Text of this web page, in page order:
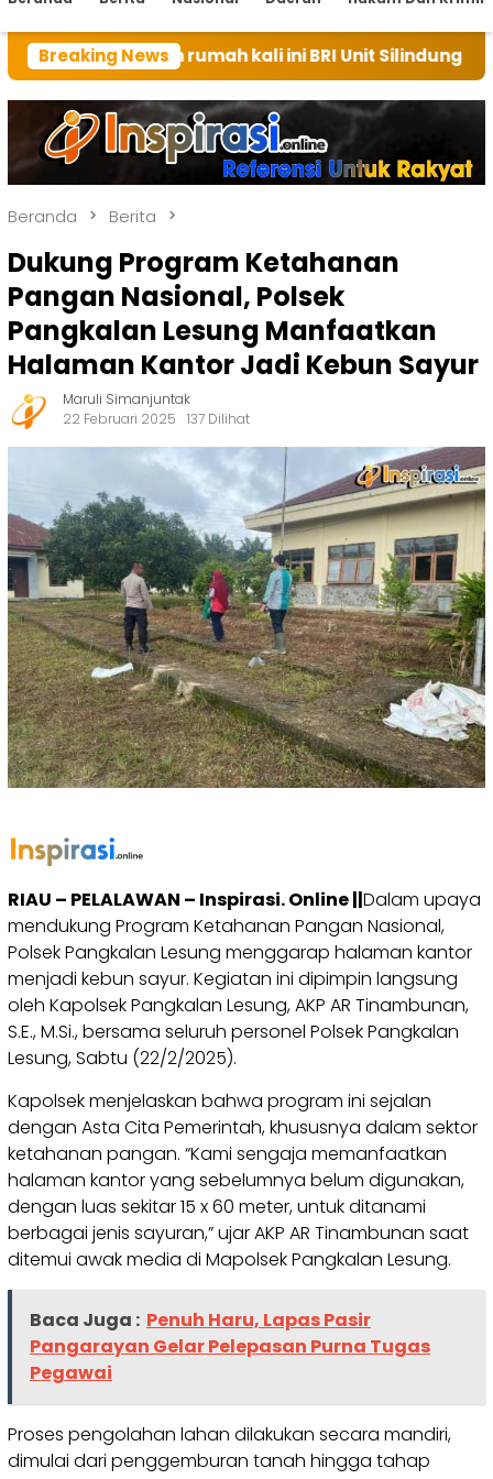
Breaking News
rumah kali ini BRI Unit Silindung Tarutung
Beranda Berita
Dukung Program Ketahanan
Pangan Nasional, Polsek
Pangkalan Lesung Manfaatkan
Halaman Kantor Jadi Kebun Sayur
Maruli Simanjuntak
22 Februari 2025
137 Dilihat
RIAU – PELALAWAN – Inspirasi. Online ||Dalam upaya
mendukung Program Ketahanan Pangan Nasional,
Polsek Pangkalan Lesung menggarap halaman kantor
menjadi kebun sayur. Kegiatan ini dipimpin langsung
oleh Kapolsek Pangkalan Lesung, AKP AR Tinambunan,
S.E., M.Si., bersama seluruh personel Polsek Pangkalan
Lesung, Sabtu (22/2/2025).
Kapolsek menjelaskan bahwa program ini sejalan
dengan Asta Cita Pemerintah, khususnya dalam sektor
ketahanan pangan. “Kami sengaja memanfaatkan
halaman kantor yang sebelumnya belum digunakan,
dengan luas sekitar 15 x 60 meter, untuk ditanami
berbagai jenis sayuran,” ujar AKP AR Tinambunan saat
ditemui awak media di Mapolsek Pangkalan Lesung.
Baca Juga : Penuh Haru, Lapas Pasir
Pangarayan Gelar Pelepasan Purna Tugas
Pegawai
Proses pengolahan lahan dilakukan secara mandiri,
dimulai dari penggemburan tanah hingga tahap